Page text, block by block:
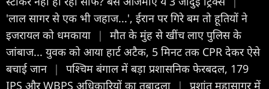
'लाल सागर से एक भी जहाज...', ईरान पर गिरे बम तो हूतियों ने
इजरायल को धमकाया
|
मौत के मुंह से खींच लाए पुलिस के
जांबाज... युवक को आया हार्ट अटैक, 5 मिनट तक CPR देकर ऐसे
बचाई जान |
पश्चिम बंगाल में बड़ा प्रशासनिक फेरबदल, 179
IPS और WBPS अधिकारियों का तबादला
|
प्रशांत महासागर में